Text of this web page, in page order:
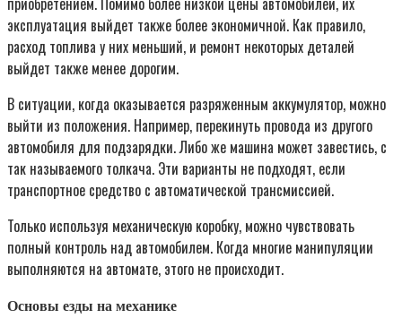
эксплуатация выйдет также более экономичной. Как правило,
расход топлива у них меньший, и ремонт некоторых деталей
выйдет также менее дорогим.
В ситуации, когда оказывается разряженным аккумулятор, можно
выйти из положения. Например, перекинуть провода из другого
автомобиля для подзарядки. Либо же машина может завестись, с
так называемого толкача. Эти варианты не подходят, если
транспортное средство с автоматической трансмиссией.
Только используя механическую коробку, можно чувствовать
полный контроль над автомобилем. Когда многие манипуляции
выполняются на автомате, этого не происходит.
Основы езды на механике